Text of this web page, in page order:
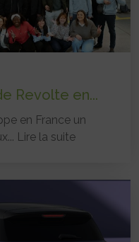
Revolte en...
en France un
Lire la suite